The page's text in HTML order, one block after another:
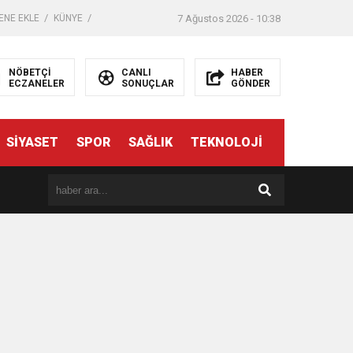
EKLE KÜNYE 7 Ağustos 2026 - 10:38
NÖBETÇİ
ECZANELER
CANLI
SONUÇLAR
HABER
GÖNDER
SİYASET SPOR SAĞLIK TEKNOLOJİ